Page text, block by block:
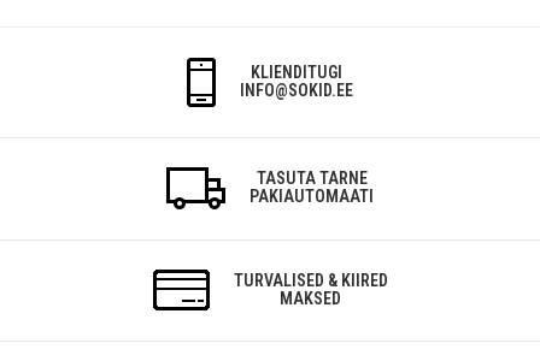
KLIENDITUGI
INFO@SOKID.EE
TASUTA TARNE
PAKIAUTOMAATI
TURVALISED & KIIRED
MAKSED